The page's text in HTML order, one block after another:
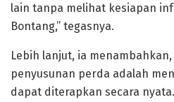
lain tanpa melihat kesiapan
Bontang,” tegasnya.
Lebih lanjut, ia
penyusunan perda adalah
dapat diterapkan secara